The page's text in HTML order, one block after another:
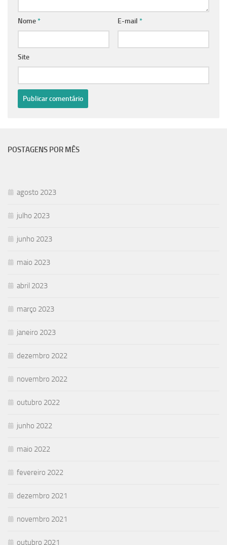
Nome* E-mail *
Site
POSTAGENS POR MÊS
agosto 2023
julho 2023
junho 2023
maio 2023
abril 2023
março 2023
janeiro 2023
dezembro 2022
novembro 2022
outubro 2022
junho 2022
maio 2022
fevereiro 2022
dezembro 2021
novembro 2021
outubro 2021